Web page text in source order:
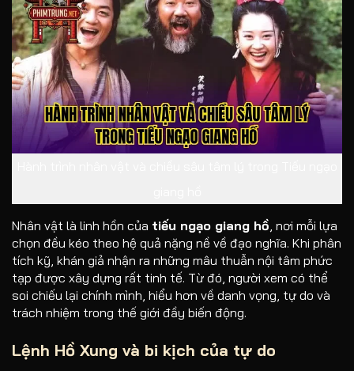
Nhân vật là linh hồn của tiếu ngạo giang hồ, nơi mỗi lựa
chọn đều kéo theo hệ quả nặng nề về đạo nghĩa. Khi phân
tích kỹ, khán giả nhận ra những mâu thuẫn nội tâm phức
tạp được xây dựng rất tinh tế. Từ đó, người xem có thể
soi chiếu lại chính mình, hiểu hơn về danh vọng, tự do và
trách nhiệm trong thế giới đầy biến động.
Lệnh Hồ Xung và bi kịch của tự do